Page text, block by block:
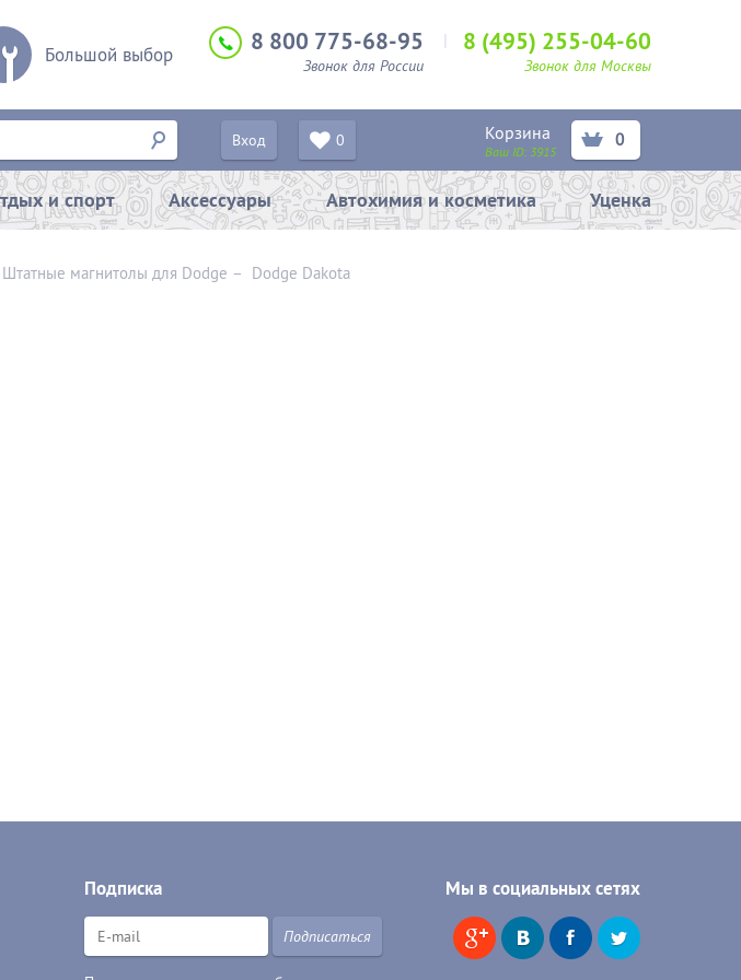
Большой выбор 8 800 775-68-95
Звонок для России
8 (495) 255-04-60
Звонок для Москвы
Вход 0 Корзина
Ваш ID: 3915
0
и спорт Аксессуары Автохимия и косметика Уценка
Штатные магнитолы для Dodge – Dodge Dakota
Подписка
Подписаться
Мы в социальных сетях